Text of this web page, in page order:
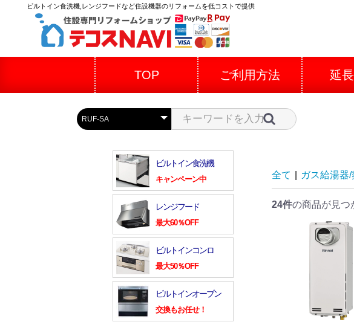
ビルトイン食洗機,レンジフードなど住設機器のリフォームを低コストで提供
TOP ご利用方法 延
ビルトイン食洗機
キャンペーン中
レンジフード
最大60％OFF
ビルトインコンロ
最大50％OFF
ビルトインオーブン
交換もお任せ！
全て ガス給湯器
24件の商品が見つ